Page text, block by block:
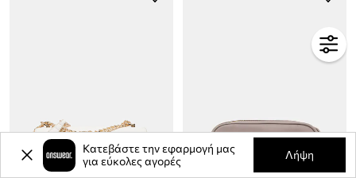
Κατεβάστε την εφαρμογή μας
για εύκολες αγορές
Λήψη